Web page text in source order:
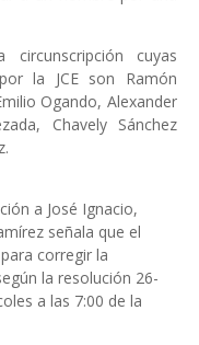
cuyas
la JCE son Ramón
Ogando, Alexander
Chavely Sánchez
a José Ignacio,
señala que el
corregir la
la resolución 26-
a las 7:00 de la